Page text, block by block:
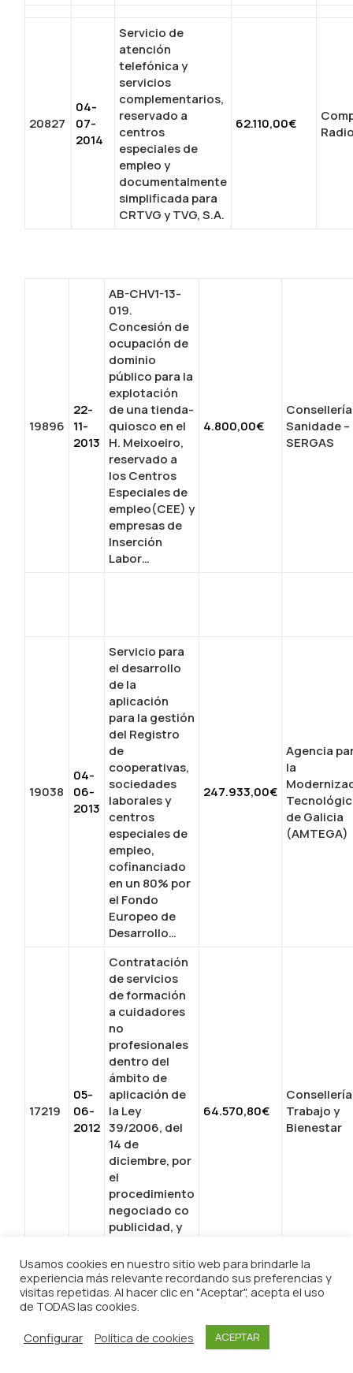
20827
04-
07-
2014
Servicio de
atención
telefónica y
servicios
complementarios,
reservado a
centros
especiales de
empleo y
documentalmente
simplificada para
CRTVG y TVG, S.A.
62.110,00€
19896
22-
11-
2013
AB-CHV1-13-
019.
Concesión de
ocupación de
dominio
público para la
explotación
de una tienda-
quiosco en el
H. Meixoeiro,
reservado a
los Centros
Especiales de
empleo(CEE) y
empresas de
Inserción
Labor…
4.800,00€
Sanidade –
SERGAS
19038
04-
06-
2013
Servicio para
el desarrollo
de la
aplicación
para la gestión
del Registro
de
cooperativas,
sociedades
laborales y
centros
especiales de
empleo,
cofinanciado
en un 80% por
el Fondo
Europeo de
Desarrollo…
247.933,00€
Agencia
la
de Galicia
(AMTEGA)
17219
05-
06-
2012
Contratación
de servicios
de formación
a cuidadores
no
profesionales
dentro del
ámbito de
aplicación de
la Ley
39/2006, del
14 de
diciembre, por
el
procedimiento
negociado co
publicidad, y
reserva de un…
64.570,80€
Trabajo y
Bienestar
Expte: PN
5/2011:
servicios de
Usamos cookies en nuestro sitio web para brindarle la
experiencia más relevante recordando sus preferencias y
visitas repetidas. Al hacer clic en "Aceptar", acepta el uso
de TODAS las cookies.
Configurar
Política de cookies ACEPTAR